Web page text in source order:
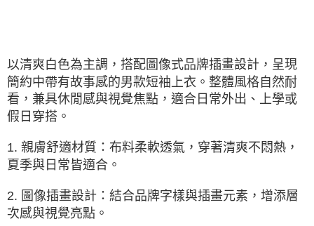
資料（包含姓名、電話或地址）提供予台灣大哥大進項蒐集、處理及利用，
由本公司與您本人進行分期帳單所需資料之確認、核對及更正。
3.完整用戶服務條款，請詳閱以下連結：https://oppay.tw/userRule
以清爽白色為主調，搭配圖像式品牌插畫設計，呈現
簡約中帶有故事感的男款短袖上衣。整體風格自然耐
看，兼具休閒感與視覺焦點，適合日常外出、上學或
假日穿搭。
1. 親膚舒適材質：布料柔軟透氣，穿著清爽不悶熱，
夏季與日常皆適合。
2. 圖像插畫設計：結合品牌字樣與插畫元素，增添層
次感與視覺亮點。